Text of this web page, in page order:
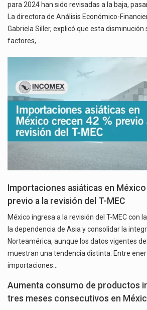
para 2024 han sido revisadas a la baja,
La directora de Análisis Económico-
Gabriela Siller, explicó que esta disminución
factores,…
Importaciones asiáticas en
previo a la revisión del T-MEC
México ingresa a la revisión del T-MEC con
la dependencia de Asia y consolidar la
Norteamérica, aunque los datos vigentes
muestran una tendencia distinta. Entre
importaciones…
Aumenta consumo de productos
tres meses consecutivos en